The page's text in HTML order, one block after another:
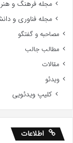
مجله فرهنگ و هنر
مجله فناوری و
مصاحبه و گفتگو
مطالب جالب
مقالات
ویدئو
کلیپ ویدئویی
اطلاعات